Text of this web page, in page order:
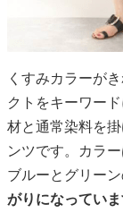
くすみカラーが
クトをキーワー
材と通常染料を
ンツです。カラ
ブルーとグリー
がりになってい